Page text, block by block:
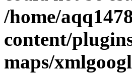
/home/
content/
maps/